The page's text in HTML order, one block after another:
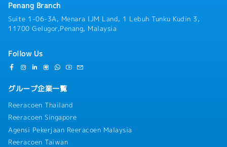
Penang Branch
Suite 1-06-3A, Menara IJM Land, 1 Lebuh Tunku Kudin 3,
11700 Gelugor,Penang, Malaysia
Follow Us
グループ企業一覧
Reeracoen Thailand
Reeracoen Singapore
Agensi Pekerjaan Reeracoen Malaysia
Reeracoen Taiwan